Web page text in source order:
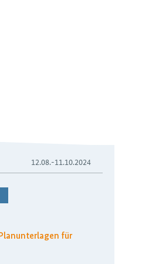
12.08.-11.10.2024
für